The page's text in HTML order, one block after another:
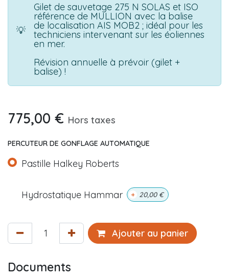
💡
Gilet de sauvetage 275 N SOLAS et ISO
référence de MULLION avec la balise
de localisation AIS MOB2 ; idéal pour les
techniciens intervenant sur les éoliennes
en mer.
Révision annuelle à prévoir (gilet +
balise) !
775,00 € Hors taxes
PERCUTEUR DE GONFLAGE AUTOMATIQUE
Pastille Halkey Roberts
Hydrostatique Hammar + 20,00€
Ajouter au panier
Documents